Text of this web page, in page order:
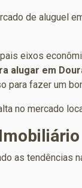
de aluguel
eixos
alugar em
para fazer um
no mercado
as tendências